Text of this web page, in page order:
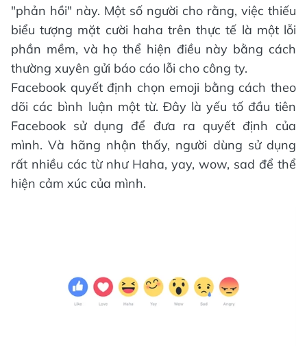
"phản hồi" này. Một số người cho rằng, việc thiếu
biểu tượng mặt cười haha trên thực tế là một lỗi
phần mềm, và họ thể hiện điều này bằng cách
thường xuyên gửi báo cáo lỗi cho công ty.
Facebook quyết định chọn emoji bằng cách theo
dõi các bình luận một từ. Đây là yếu tố đầu tiên
Facebook sử dụng để đưa ra quyết định của
mình. Và hãng nhận thấy, người dùng sử dụng
rất nhiều các từ như Haha, yay, wow, sad để thể
hiện cảm xúc của mình.